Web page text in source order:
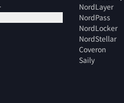
NordLayer
NordPass
NordLocker
NordStellar
Coveron
Saily